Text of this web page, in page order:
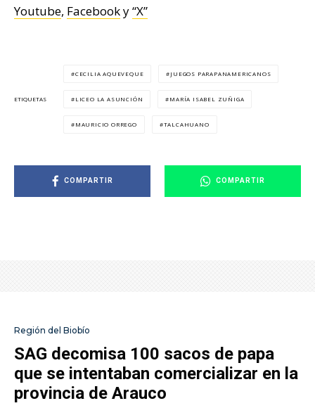
Youtube, Facebooky“X”
ETIQUETAS
CECILIA AQUEVEQUE JUEGOS PARAPANAMERICANOS
LICEO LA ASUNCIÓN MARÍA ISABEL ZUÑIGA
MAURICIO ORREGO TALCAHUANO
COMPARTIR COMPARTIR
Región del Biobío
SAG decomisa 100 sacos de papa
que se intentaban comercializar en la
provincia de Arauco